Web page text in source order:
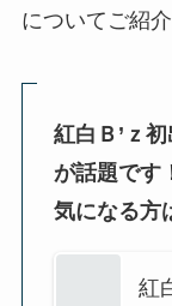
についてご紹介
紅白Ｂ’ｚ
が話題です
気になる方
紅